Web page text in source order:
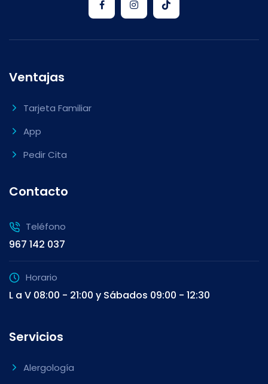
Ventajas
Tarjeta Familiar
App
Pedir Cita
Contacto
Teléfono
967 142 037
Horario
L a V 08:00 - 21:00 y Sábados 09:00 - 12:30
Servicios
Alergología